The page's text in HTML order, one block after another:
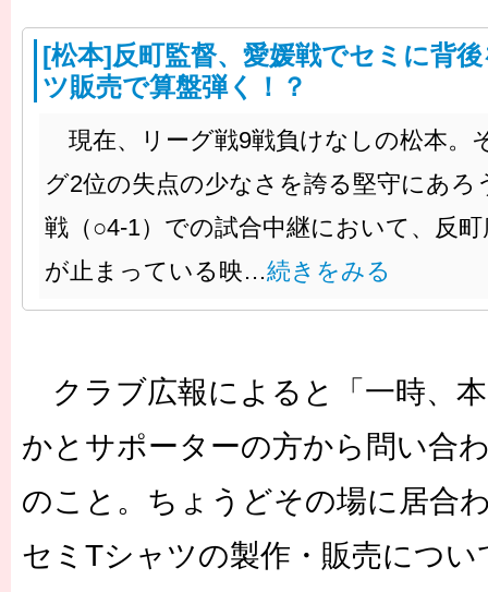
[松本]反町監督、愛媛戦でセミに背
ツ販売で算盤弾く！？
現在、リーグ戦9戦負けなしの松本。
グ2位の失点の少なさを誇る堅守にあろ
戦（○4-1）での試合中継において、反
が止まっている映…続きをみる
クラブ広報によると「一時、
かとサポーターの方から問い合
のこと。ちょうどその場に居合
セミTシャツの製作・販売につ